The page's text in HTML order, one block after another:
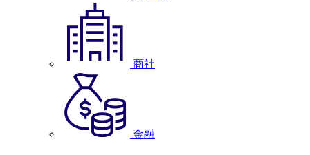
商社
金融